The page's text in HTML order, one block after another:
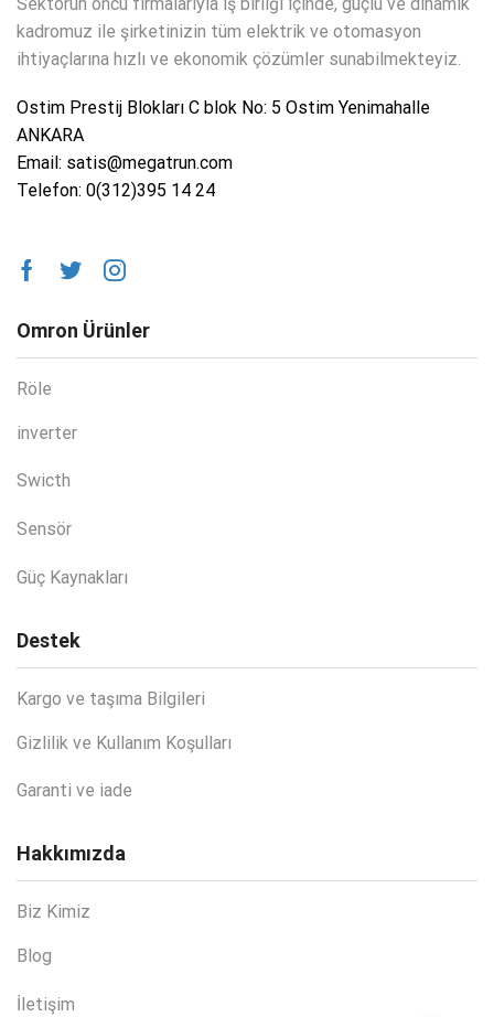
Sektörün öncü firmalarıyla iş birliği içinde, güçlü ve dinamik
kadromuz ile şirketinizin tüm elektrik ve otomasyon
ihtiyaçlarına hızlı ve ekonomik çözümler sunabilmekteyiz.
Ostim Prestij Blokları C blok No: 5 Ostim Yenimahalle
ANKARA
Email: satis@megatrun.com
Telefon: 0(312)395 14 24
Omron Ürünler
Röle
inverter
Swicth
Sensör
Güç Kaynakları
Destek
Kargo ve taşıma Bilgileri
Gizlilik ve Kullanım Koşulları
Garanti ve iade
Hakkımızda
Biz Kimiz
Blog
İletişim